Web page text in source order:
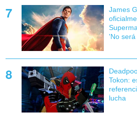
James
'No
Tokon:
lucha